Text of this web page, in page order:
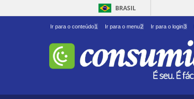
BRASIL
Ir para o conteúdo1 Ir para o menu2 Ir para o login3